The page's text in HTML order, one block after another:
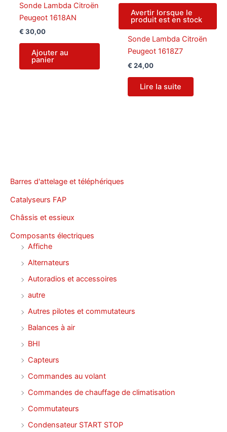
Barres d'attelage et téléphériques
Catalyseurs FAP
Châssis et essieux
Composants électriques
Affiche
Alternateurs
Autoradios et accessoires
autre
Autres pilotes et commutateurs
Balances à air
BHI
Capteurs
Commandes au volant
Commandes de chauffage de climatisation
Commutateurs
Condensateur START STOP
Sonde Lambda Citroën
Peugeot 1618AN
€ 30,00
Ajouter au
panier
Avertir lorsque le
produit est en stock
Sonde Lambda Citroën
Peugeot 1618Z7
€ 24,00
Lire la suite